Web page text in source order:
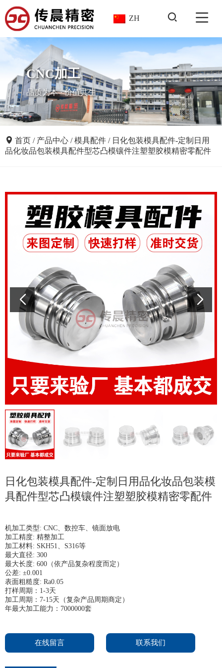
ZH
CNC加工
品质为本 · 价值共生
首页 / 产品中心 /模具配件 / 日化包装模具配件-定制日用
品化妆品包装模具配件型芯凸模镶件注塑塑胶模精密零配件
日化包装模具配件-定制日用品化妆品包装模
具配件型芯凸模镶件注塑塑胶模精密零配件
机加工类型: CNC、数控车、镜面放电
加工精度: 精整加工
加工材料: SKH51、S316等
最大直径: 300
最大长度: 600（依产品复杂程度而定）
公差: ±0.001
表面粗糙度: Ra0.05
打样周期：1-3天
加工周期：7-15天（复杂产品周期商定）
年最大加工能力：7000000套
在线留言 联系我们